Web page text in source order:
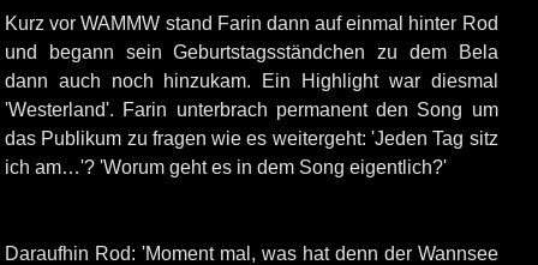
Kurz vor WAMMW stand Farin dann auf einmal hinter Rod
und begann sein Geburtstagsständchen zu dem Bela
dann auch noch hinzukam. Ein Highlight war diesmal
'Westerland'. Farin unterbrach permanent den Song um
das Publikum zu fragen wie es weitergeht: 'Jeden Tag sitz
ich am…'? 'Worum geht es in dem Song eigentlich?'
Daraufhin Rod: 'Moment mal, was hat denn der Wannsee